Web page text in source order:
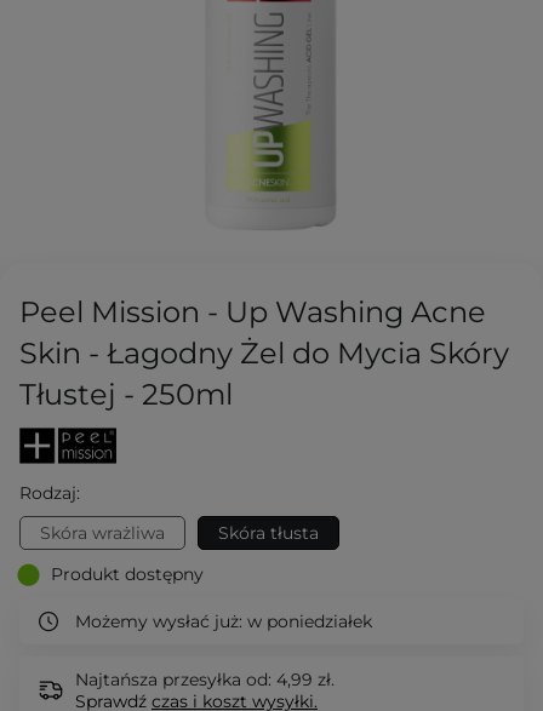
Peel Mission - Up Washing Acne
Skin - Łagodny Żel do Mycia Skóry
Tłustej - 250ml
Rodzaj:
Skóra wrażliwa
Skóra tłusta
Produkt dostępny
Możemy wysłać już: w poniedziałek
Najtańsza przesyłka od: 4,99 zł.
Sprawdź czas i koszt wysyłki.